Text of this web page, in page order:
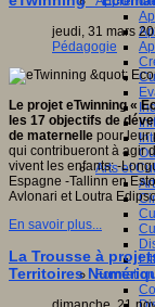
Arts et
Art
Formation
jeudi, 31 mars
Pédagogie
Le projet eTwinning «
les 17 objectifs de
de maternelle pour leur
qui contribueront à agir
vivent les enfants: -
Espagne -Tallinn en
Avlonari et Loutra
En savoir plus...
La Trousse à
Territoires